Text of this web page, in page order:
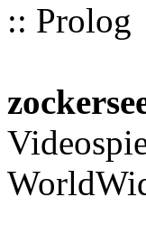
:: Prolog